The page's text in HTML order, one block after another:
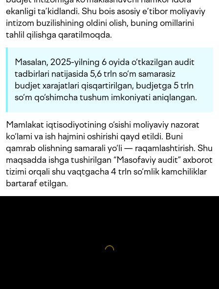
ekanligi ta’kidlandi. Shu bois asosiy e’tibor moliyaviy
intizom buzilishining oldini olish, buning omillarini
tahlil qilishga qaratilmoqda.
Masalan, 2025-yilning 6 oyida o‘tkazilgan audit
tadbirlari natijasida 5,6 trln so‘m samarasiz
budjet xarajatlari qisqartirilgan, budjetga 5 trln
so‘m qo‘shimcha tushum imkoniyati aniqlangan.
Mamlakat iqtisodiyotining o‘sishi moliyaviy nazorat
ko‘lami va ish hajmini oshirishi qayd etildi. Buni
qamrab olishning samarali yo‘li — raqamlashtirish. Shu
maqsadda ishga tushirilgan “Masofaviy audit” axborot
tizimi orqali shu vaqtgacha 4 trln so‘mlik kamchiliklar
bartaraf etilgan.